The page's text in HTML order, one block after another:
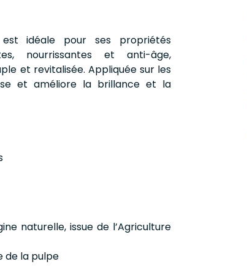
idéale pour ses propriétés
nourrissantes et anti-âge,
et revitalisée. Appliquée sur les
et améliore la brillance et la
naturelle, issue de l’Agriculture
de la pulpe